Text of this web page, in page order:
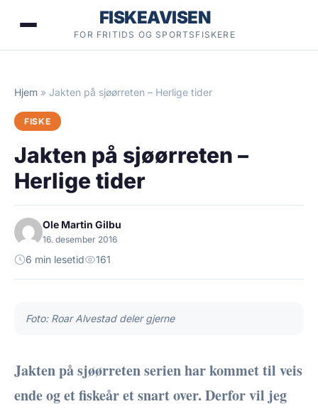
FISKEAVISEN
FOR FRITIDS OG SPORTSFISKERE
Hjem » Jakten på sjøørreten – Herlige tider
FISKE
Jakten på sjøørreten –
Herlige tider
Ole Martin Gilbu
16. desember 2016
6 min lesetid 161
Foto: Roar Alvestad deler gjerne
Jakten på sjøørreten serien har kommet til veis
ende og et fiskeår et snart over. Derfor vil jeg